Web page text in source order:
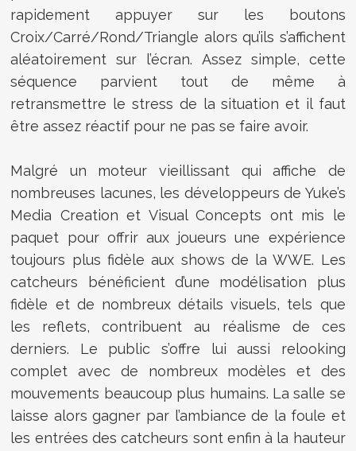
rapidement appuyer sur les boutons
Croix/Carré/Rond/Triangle alors qu’ils s’affichent
aléatoirement sur l’écran. Assez simple, cette
séquence parvient tout de même à
retransmettre le stress de la situation et il faut
être assez réactif pour ne pas se faire avoir.
Malgré un moteur vieillissant qui affiche de
nombreuses lacunes, les développeurs de Yuke’s
Media Creation et Visual Concepts ont mis le
paquet pour offrir aux joueurs une expérience
toujours plus fidèle aux shows de la WWE. Les
catcheurs bénéficient d’une modélisation plus
fidèle et de nombreux détails visuels, tels que
les reflets, contribuent au réalisme de ces
derniers. Le public s’offre lui aussi relooking
complet avec de nombreux modèles et des
mouvements beaucoup plus humains. La salle se
laisse alors gagner par l’ambiance de la foule et
les entrées des catcheurs sont enfin à la hauteur